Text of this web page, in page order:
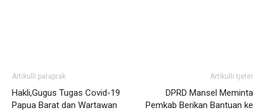
Artikulli paraprak
Hakli,Gugus Tugas Covid-19
Papua Barat dan Wartawan
Artikulli tjetër
DPRD Mansel Meminta
Pemkab Berikan Bantuan ke